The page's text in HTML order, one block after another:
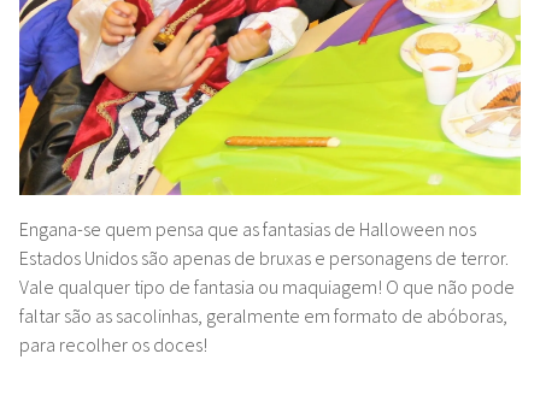
Engana-se quem pensa que as fantasias de Halloween nos
Estados Unidos são apenas de bruxas e personagens de terror.
Vale qualquer tipo de fantasia ou maquiagem! O que não pode
faltar são as sacolinhas, geralmente em formato de abóboras,
para recolher os doces!